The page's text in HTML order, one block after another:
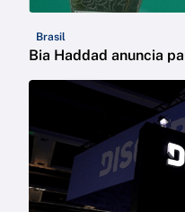
Brasil
Bia Haddad anuncia